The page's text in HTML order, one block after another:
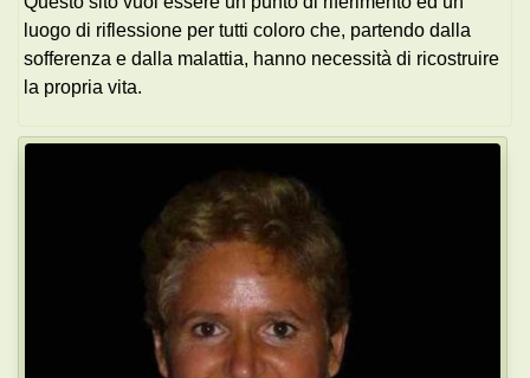
luogo di riflessione per tutti coloro che, partendo dalla
sofferenza e dalla malattia, hanno necessità di ricostruire
la propria vita.